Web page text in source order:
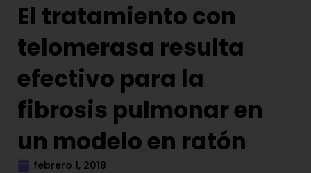
El tratamiento con
telomerasa resulta
efectivo para la
fibrosis pulmonar en
un modelo en ratón
febrero 1, 2018